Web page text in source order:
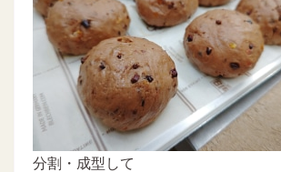
分割・成型して